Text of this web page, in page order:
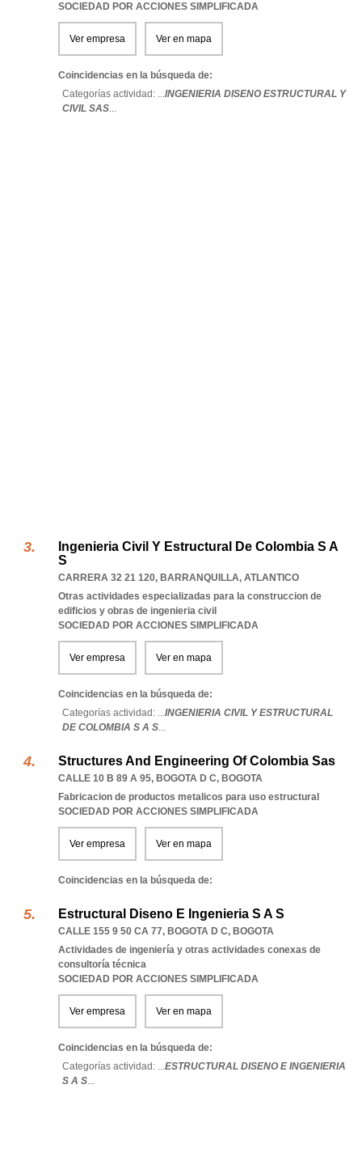
SOCIEDAD POR ACCIONES SIMPLIFICADA
Ver empresa Ver en mapa
Coincidencias en la búsqueda de:
Categorías actividad: ...INGENIERIA DISENO ESTRUCTURAL Y
CIVIL SAS...
Ingenieria Civil Y Estructural De Colombia S A
S
CARRERA 32 21 120, BARRANQUILLA, ATLANTICO
Otras actividades especializadas para la construccion de
edificios y obras de ingenieria civil
SOCIEDAD POR ACCIONES SIMPLIFICADA
Ver empresa Ver en mapa
Coincidencias en la búsqueda de:
Categorías actividad: ...INGENIERIA CIVIL Y ESTRUCTURAL
DE COLOMBIA S A S...
Structures And Engineering Of Colombia Sas
CALLE 10 B 89 A 95, BOGOTA D C, BOGOTA
Fabricacion de productos metalicos para uso estructural
SOCIEDAD POR ACCIONES SIMPLIFICADA
Ver empresa Ver en mapa
Coincidencias en la búsqueda de:
Estructural Diseno E Ingenieria S A S
CALLE 155 9 50 CA 77, BOGOTA D C, BOGOTA
Actividades de ingeniería y otras actividades conexas de
consultoría técnica
SOCIEDAD POR ACCIONES SIMPLIFICADA
Ver empresa Ver en mapa
Coincidencias en la búsqueda de:
Categorías actividad: ...ESTRUCTURAL DISENO E INGENIERIA
S A S...